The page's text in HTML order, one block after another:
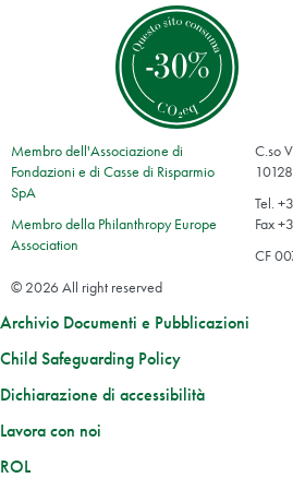
Membro dell'Associazione di
Fondazioni e di Casse di Risparmio
SpA
Membro della Philanthropy Europe
Association
C.so
Tel.
Fax
CF
© 2026 All right reserved
Archivio Documenti e Pubblicazioni
Child Safeguarding Policy
Dichiarazione di accessibilità
Lavora con noi
ROL